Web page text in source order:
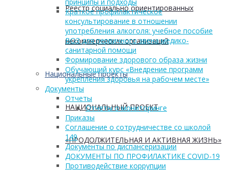
Реестр социально ориентированных
некоммерческих организаций
Национальные проекты
НАЦИОНАЛЬНЫЙ ПРОЕКТ
«ПРОДОЛЖИТЕЛЬНАЯ И АКТИВНАЯ ЖИЗНЬ»
Краткое профилактическое
консультирование в отношении
употребления алкоголя: учебное пособие
ВОЗ для первичного звена медико-
санитарной помощи
Формирование здорового образа жизни
Обучающий курс «Внедрение программ
укрепления здоровья на рабочем месте»
Документы
Отчеты
Отчеты о мониторинге
Приказы
Соглашение о сотрудничестве со школой
149
Документы по диспансеризации
ДОКУМЕНТЫ ПО ПРОФИЛАКТИКЕ COVID-19
Противодействие коррупции